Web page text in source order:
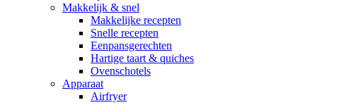
Makkelijk & snel
Makkelijke recepten
Snelle recepten
Eenpansgerechten
Hartige taart & quiches
Ovenschotels
Apparaat
Airfryer